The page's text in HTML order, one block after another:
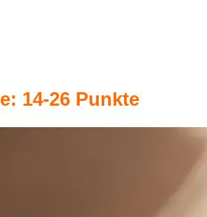
14-26 Punkte